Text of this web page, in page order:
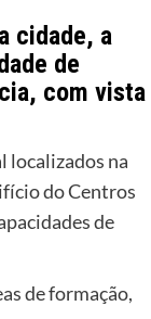
cidade, a
de
com vista
localizados na
do Centros
de
de formação,